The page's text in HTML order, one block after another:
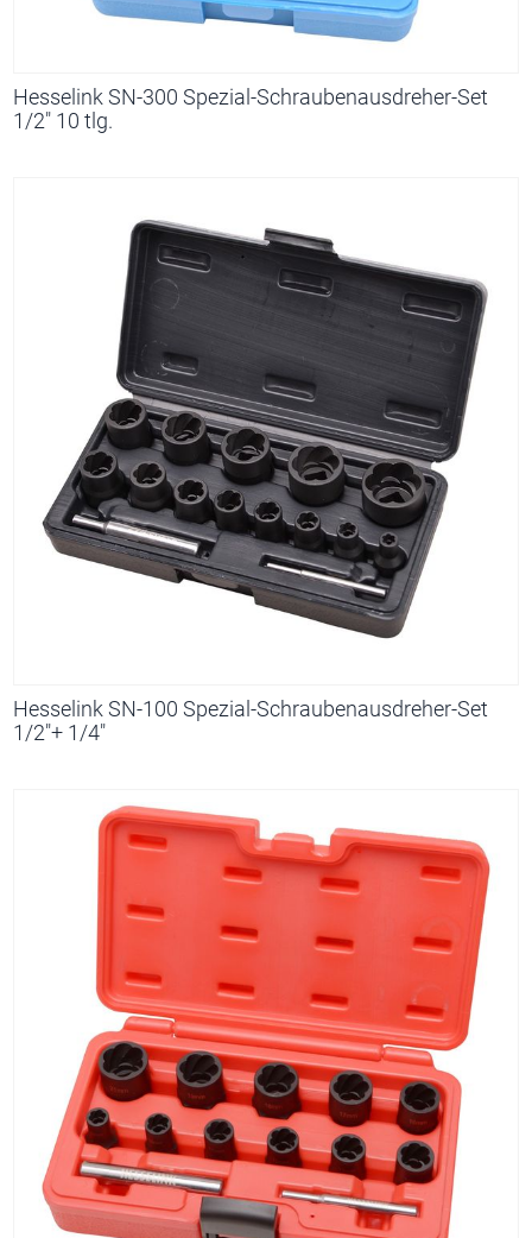
Hesselink SN-300 Spezial-Schraubenausdreher-Set
1/2" 10 tlg.
Hesselink SN-100 Spezial-Schraubenausdreher-Set
1/2"+ 1/4"